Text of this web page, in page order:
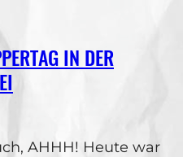
IN DER
AHHH!​ Heute war